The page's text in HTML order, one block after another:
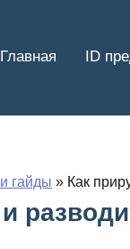
Главная ID
гайды » Как
и